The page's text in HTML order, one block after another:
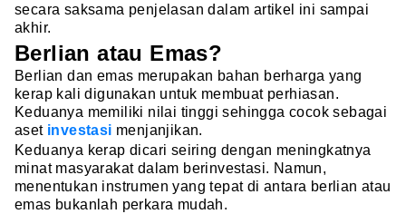
secara saksama penjelasan dalam artikel ini sampai
akhir.
Berlian atau Emas?
Berlian dan emas merupakan bahan berharga yang
kerap kali digunakan untuk membuat perhiasan.
Keduanya memiliki nilai tinggi sehingga cocok sebagai
aset investasi menjanjikan.
Keduanya kerap dicari seiring dengan meningkatnya
minat masyarakat dalam berinvestasi. Namun,
menentukan instrumen yang tepat di antara berlian atau
emas bukanlah perkara mudah.